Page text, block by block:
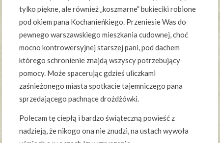
tylko piękne, ale również „koszmarne” bukieciki robione
pod okiem pana Kochanieńkiego. Przeniesie Was do
pewnego warszawskiego mieszkania cudownej, choć
mocno kontrowersyjnej starszej pani, pod dachem
którego schronienie znajdą wszyscy potrzebujący
pomocy. Może spacerując gdzieś uliczkami
zaśnieżonego miasta spotkacie tajemniczego pana
sprzedającego pachnące drożdżówki.
Polecam tę ciepłą i bardzo świąteczną powieść z
nadzieją, że nikogo ona nie znudzi, na ustach wywoła